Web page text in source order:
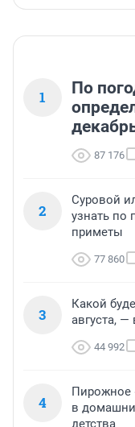
1
По
87 176
2
Суровой
узнать по
приметы
77 860
3
Какой
августа,
44 992
4
Пирожное
в
детства